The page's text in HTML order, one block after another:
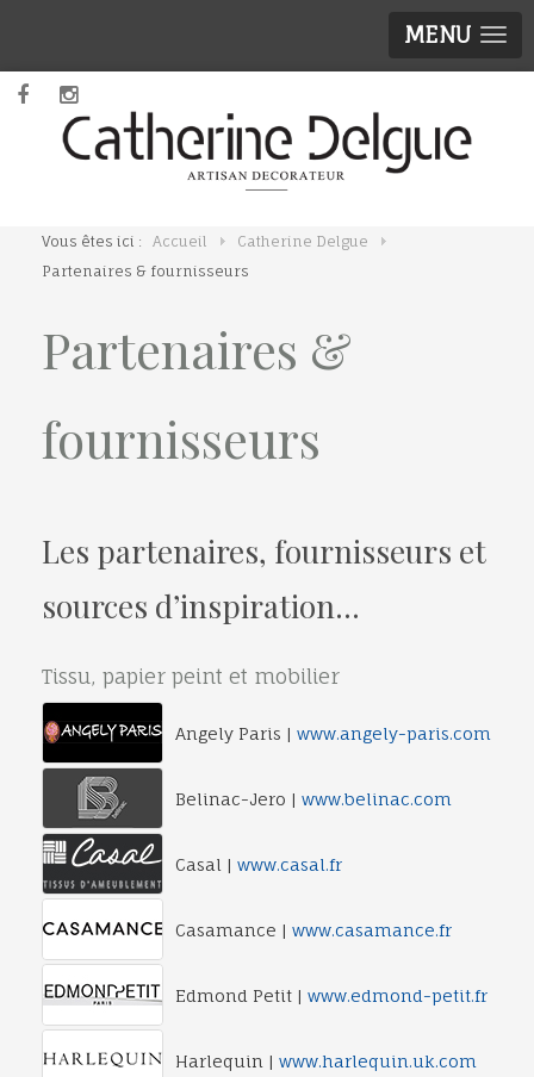
MENU
Vous êtes ici : Accueil
Catherine Delgue
Partenaires & fournisseurs
Partenaires &
fournisseurs
Les partenaires, fournisseurs et
sources d’inspiration…
Tissu, papier peint et mobilier
Angely Paris | www.angely-paris.com
Belinac-Jero | www.belinac.com
Casal | www.casal.fr
Casamance | www.casamance.fr
Edmond Petit | www.edmond-petit.fr
Harlequin | www.harlequin.uk.com